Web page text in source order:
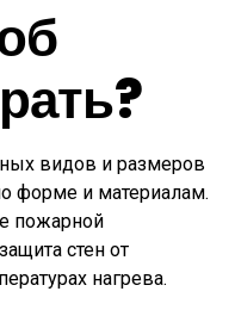
видов и размеров
форме и материалам.
пожарной
стен от
нагрева.